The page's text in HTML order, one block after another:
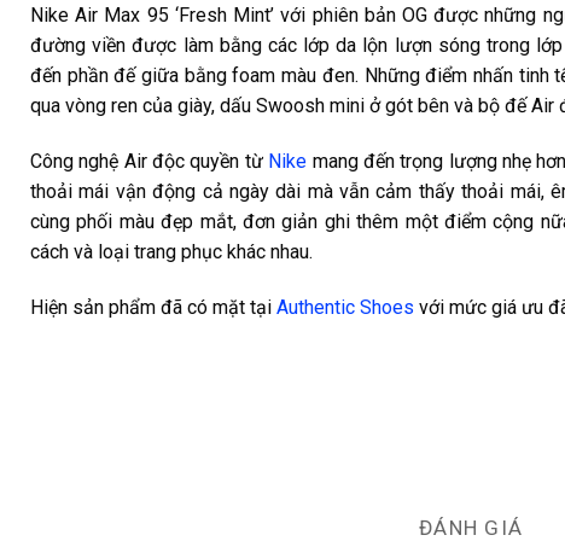
Nike Air Max 95 ‘Fresh Mint’ với phiên bản OG được những
đường viền được làm bằng các lớp da lộn lượn sóng trong
đến phần đế giữa bằng foam màu đen. Những điểm nhấn tinh
qua vòng ren của giày, dấu Swoosh mini ở gót bên và bộ đế Air
Công nghệ Air độc quyền từ Nike mang đến trọng lượng nhẹ
thoải mái vận động cả ngày dài mà vẫn cảm thấy thoải mái,
cùng phối màu đẹp mắt, đơn giản ghi thêm một điểm cộng
cách và loại trang phục khác nhau.
Hiện sản phẩm đã có mặt tại Authentic Shoes với mức giá ưu
ĐÁNH GIÁ